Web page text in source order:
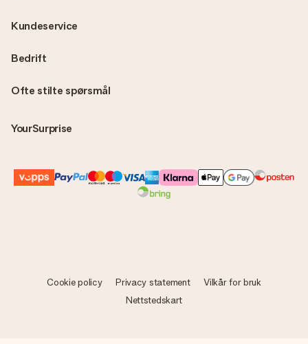
Ofte stilte spørsmål
YourSurprise
Kundeservice
Bedrift
Cookie policy Privacy statement
Vilkår for bruk
Nettstedskart